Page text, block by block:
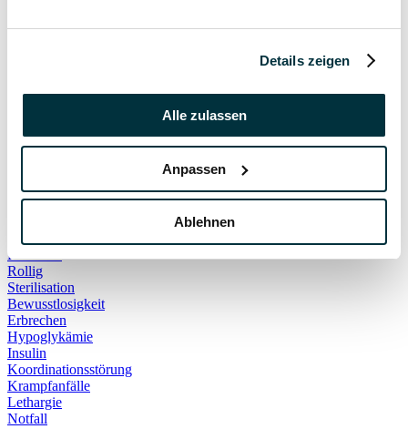
Details zeigen
Alle zulassen
Anpassen
Ablehnen
Kater
Leinenführigkeit
Hundebett
Corona
Infektionskrankheiten
Geschirr
Halsband
Rollig
Sterilisation
Bewusstlosigkeit
Erbrechen
Hypoglykämie
Insulin
Koordinationsstörung
Krampfanfälle
Lethargie
Notfall